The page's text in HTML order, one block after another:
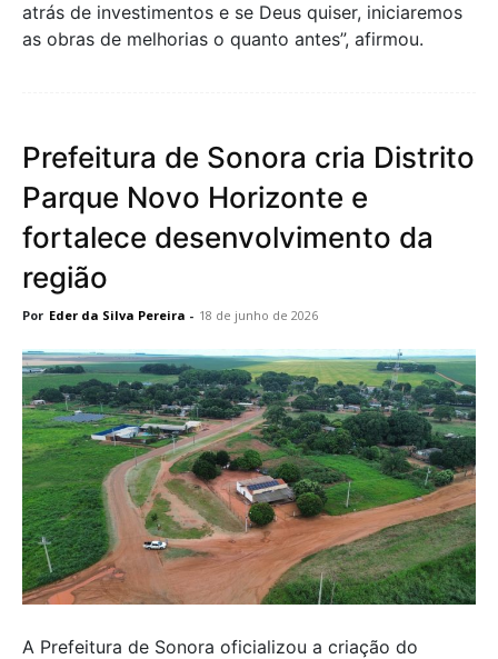
atrás de investimentos e se Deus quiser, iniciaremos
as obras de melhorias o quanto antes”, afirmou.
Prefeitura de Sonora cria Distrito
Parque Novo Horizonte e
fortalece desenvolvimento da
região
Por Eder da Silva Pereira - 18 de junho de 2026
A Prefeitura de Sonora oficializou a criação do